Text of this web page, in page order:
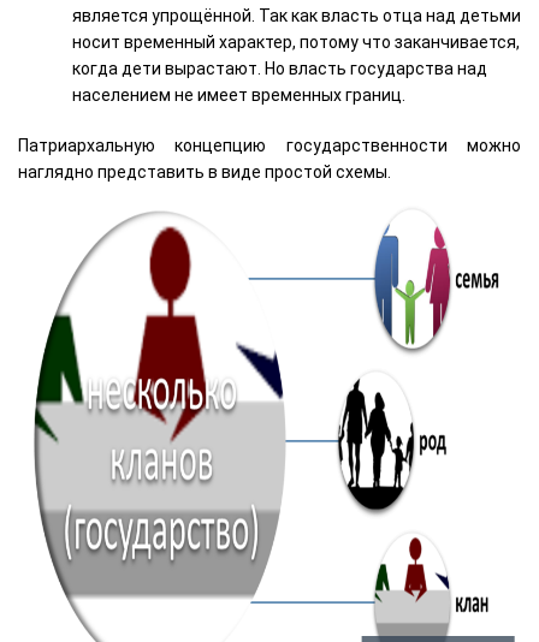
является упрощённой. Так как власть отца над детьми
носит временный характер, потому что заканчивается,
когда дети вырастают. Но власть государства над
населением не имеет временных границ.
Патриархальную концепцию государственности можно
наглядно представить в виде простой схемы.